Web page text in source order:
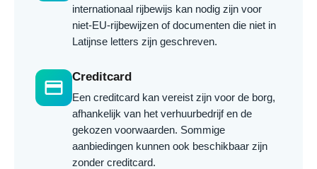
internationaal rijbewijs kan nodig zijn voor
niet-EU-rijbewijzen of documenten die niet in
Latijnse letters zijn geschreven.
credit_card
Creditcard
Een creditcard kan vereist zijn voor de borg,
afhankelijk van het verhuurbedrijf en de
gekozen voorwaarden. Sommige
aanbiedingen kunnen ook beschikbaar zijn
zonder creditcard.